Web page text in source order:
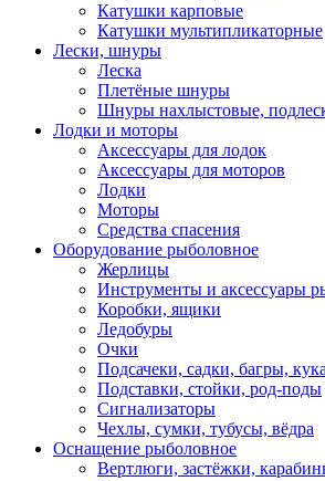
Катушки карповые
Катушки мультипликаторные
Лески, шнуры
Леска
Плетёные шнуры
Шнуры нахлыстовые,
Лодки и моторы
Аксессуары для лодок
Аксессуары для моторов
Лодки
Моторы
Средства спасения
Оборудование рыболовное
Жерлицы
Инструменты и аксессуары
Коробки, ящики
Ледобуры
Очки
Подсачеки, садки, багры,
Подставки, стойки, род-поды
Сигнализаторы
Чехлы, сумки, тубусы, вёдра
Оснащение рыболовное
Вертлюги, застёжки,